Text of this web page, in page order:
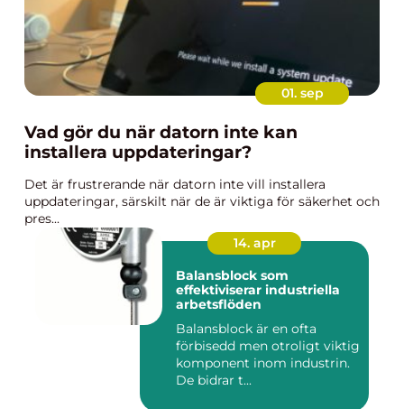
01. sep
Vad gör du när datorn inte kan
installera uppdateringar?
Det är frustrerande när datorn inte vill installera
uppdateringar, särskilt när de är viktiga för säkerhet och
pres...
14. apr
Balansblock som
effektiviserar industriella
arbetsflöden
Balansblock är en ofta
förbisedd men otroligt viktig
komponent inom industrin.
De bidrar t...